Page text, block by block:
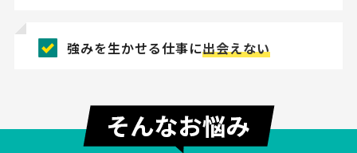
強みを生かせる仕事に出会えない